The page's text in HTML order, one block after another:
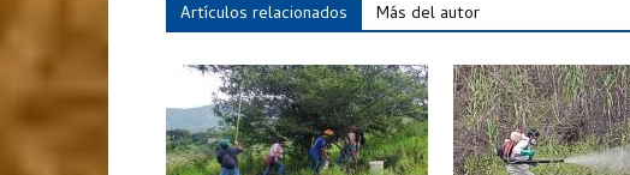
Artículos relacionados Más del autor